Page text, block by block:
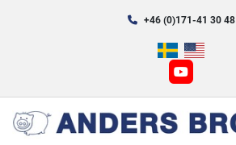
+46 (0)171-41 30 48
youtube